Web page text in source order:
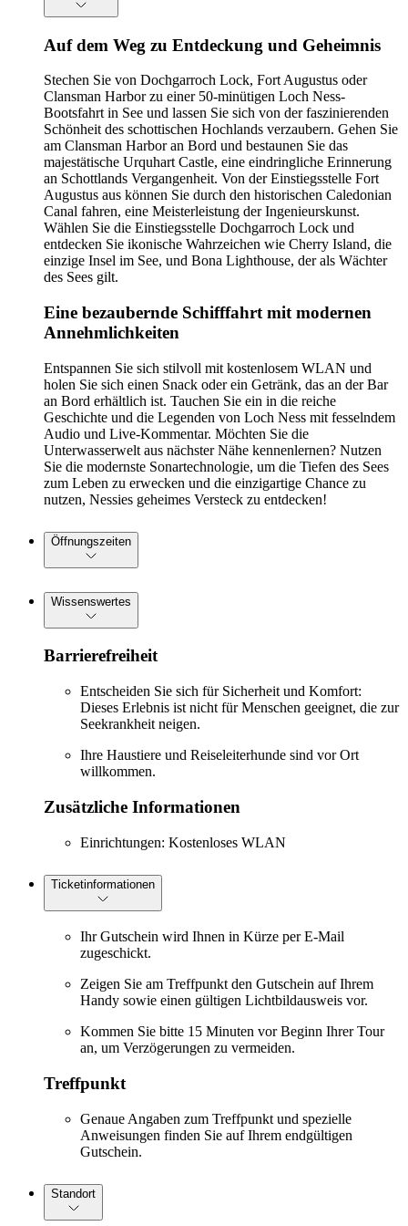
Auf dem Weg zu Entdeckung und Geheimnis
Stechen Sie von Dochgarroch Lock, Fort Augustus oder
Clansman Harbor zu einer 50-minütigen Loch Ness-
Bootsfahrt in See und lassen Sie sich von der faszinierenden
Schönheit des schottischen Hochlands verzaubern. Gehen Sie
am Clansman Harbor an Bord und bestaunen Sie das
majestätische Urquhart Castle, eine eindringliche Erinnerung
an Schottlands Vergangenheit. Von der Einstiegsstelle Fort
Augustus aus können Sie durch den historischen Caledonian
Canal fahren, eine Meisterleistung der Ingenieurskunst.
Wählen Sie die Einstiegsstelle Dochgarroch Lock und
entdecken Sie ikonische Wahrzeichen wie Cherry Island, die
einzige Insel im See, und Bona Lighthouse, der als Wächter
des Sees gilt.
Eine bezaubernde Schifffahrt mit modernen
Annehmlichkeiten
Entspannen Sie sich stilvoll mit kostenlosem WLAN und
holen Sie sich einen Snack oder ein Getränk, das an der Bar
an Bord erhältlich ist. Tauchen Sie ein in die reiche
Geschichte und die Legenden von Loch Ness mit fesselndem
Audio und Live-Kommentar. Möchten Sie die
Unterwasserwelt aus nächster Nähe kennenlernen? Nutzen
Sie die modernste Sonartechnologie, um die Tiefen des Sees
zum Leben zu erwecken und die einzigartige Chance zu
nutzen, Nessies geheimes Versteck zu entdecken!
Öffnungszeiten
Wissenswertes
Barrierefreiheit
Entscheiden Sie sich für Sicherheit und Komfort:
Dieses Erlebnis ist nicht für Menschen geeignet, die zur
Seekrankheit neigen.
Ihre Haustiere und Reiseleiterhunde sind vor Ort
willkommen.
Zusätzliche Informationen
Einrichtungen: Kostenloses WLAN
Ticketinformationen
Ihr Gutschein wird Ihnen in Kürze per E-Mail
zugeschickt.
Zeigen Sie am Treffpunkt den Gutschein auf Ihrem
Handy sowie einen gültigen Lichtbildausweis vor.
Kommen Sie bitte 15 Minuten vor Beginn Ihrer Tour
an, um Verzögerungen zu vermeiden.
Treffpunkt
Genaue Angaben zum Treffpunkt und spezielle
Anweisungen finden Sie auf Ihrem endgültigen
Gutschein.
Standort